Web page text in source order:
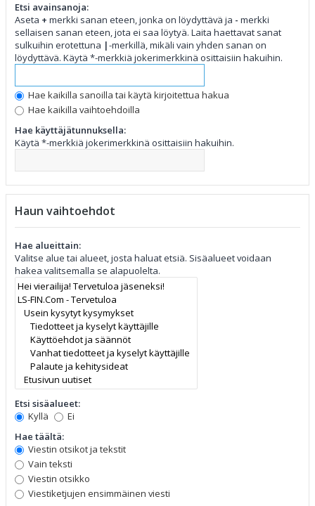
Etsi avainsanoja:
Aseta + merkki sanan eteen, jonka on löydyttävä ja - merkki
sellaisen sanan eteen, jota ei saa löytyä. Laita haettavat sanat
sulkuihin erotettuna |-merkillä, mikäli vain yhden sanan on
löydyttävä. Käytä *-merkkiä jokerimerkkinä osittaisiin hakuihin.
Hae kaikilla sanoilla tai käytä kirjoitettua hakua
Hae kaikilla vaihtoehdoilla
Hae käyttäjätunnuksella:
Käytä *-merkkiä jokerimerkkinä osittaisiin hakuihin.
Haun vaihtoehdot
Hae alueittain:
Valitse alue tai alueet, josta haluat etsiä. Sisäalueet voidaan
hakea valitsemalla se alapuolelta.
Etsi sisäalueet:
Kyllä
Ei
Hae täältä:
Viestin otsikot ja tekstit
Vain teksti
Viestin otsikko
Viestiketjujen ensimmäinen viesti